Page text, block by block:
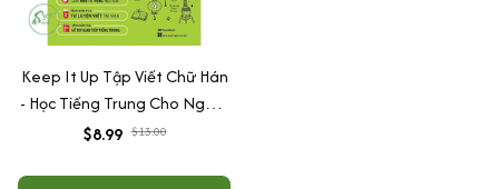
Keep It Up Tập Viết Chữ Hán
- Học Tiếng Trung Cho Người
Mới Bắt Đầu
$8.99 $13.00